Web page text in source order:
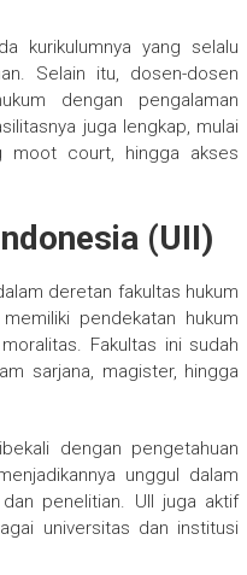
kurikulumnya yang selalu
Selain itu, dosen-dosen
dengan pengalaman
juga lengkap, mulai
moot court, hingga akses
(UII)
deretan fakultas hukum
pendekatan hukum
Fakultas ini sudah
sarjana, magister, hingga
dengan pengetahuan
unggul dalam
penelitian. UII juga aktif
universitas dan institusi